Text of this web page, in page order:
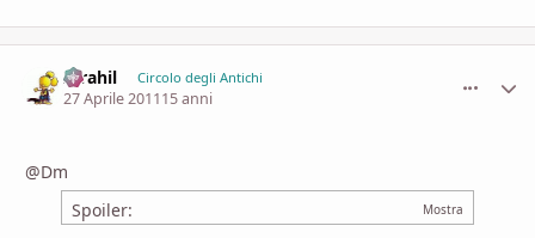
Idrahil Circolo degli Antichi
27 Aprile 201115 anni
@Dm
Spoiler: